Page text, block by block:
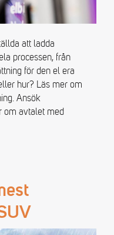
att ladda
processen, från
för den el era
hur? Läs mer om
Ansök
om avtalet med